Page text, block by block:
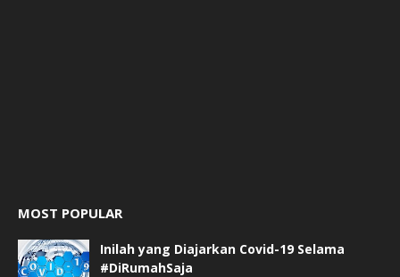
MOST POPULAR
Inilah yang Diajarkan Covid-19 Selama
#DiRumahSaja